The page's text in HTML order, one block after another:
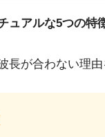
ュアルな5つの特
が合わない理由